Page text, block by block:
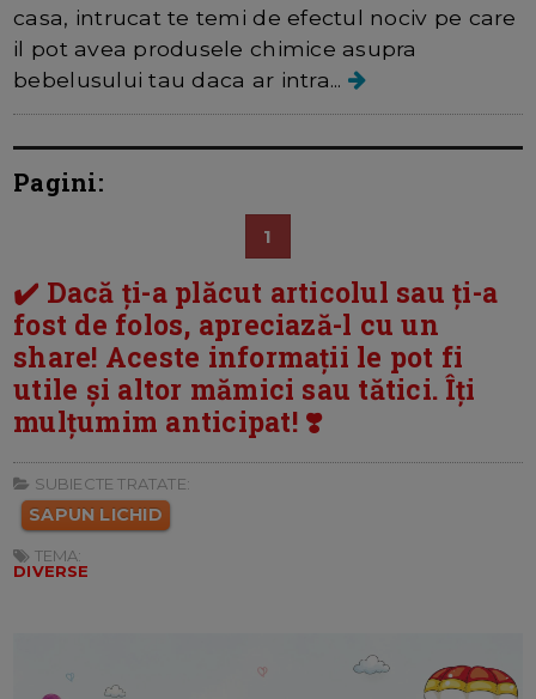
casa, intrucat te temi de efectul nociv pe care
il pot avea produsele chimice asupra
bebelusului tau daca ar intra...
Pagini:
1
✔️ Dacă ți-a plăcut articolul sau ți-a
fost de folos, apreciază-l cu un
share! Aceste informații le pot fi
utile și altor mămici sau tătici. Îți
mulțumim anticipat! ❣️
SUBIECTE TRATATE:
SAPUN LICHID
TEMA:
DIVERSE